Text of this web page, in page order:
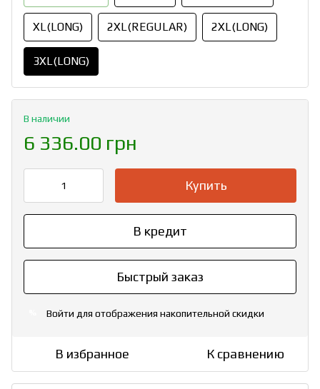
XL(LONG) 2XL(REGULAR) 2XL(LONG)
3XL(LONG)
В наличии
6 336.00 грн
Купить
В кредит
Быстрый заказ
Войти для отображения накопительной скидки
В избранное К сравнению